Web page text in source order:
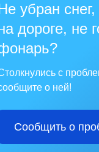
убран
дороге, не
с
о ней!
Сообщить о